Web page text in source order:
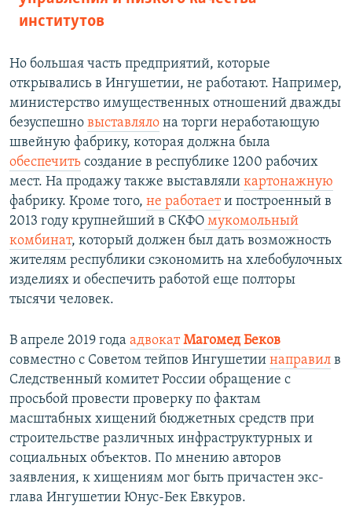
институтов
Но большая часть предприятий, которые
открывались в Ингушетии, не работают. Например,
министерство имущественных отношений дважды
безуспешно выставляло на торги неработающую
швейную фабрику, которая должна была
обеспечить создание в республике 1200 рабочих
мест. На продажу также выставляли картонажную
фабрику. Кроме того, не работаети построенный в
2013 году крупнейший в СКФО мукомольный
комбинат, который должен был дать возможность
жителям республики сэкономить на хлебобулочных
изделиях и обеспечить работой еще полторы
тысячи человек.
В апреле 2019 года адвокатМагомед Беков
совместно с Советом тейпов Ингушетии направил в
Следственный комитет России обращение с
просьбой провести проверку по фактам
масштабных хищений бюджетных средств при
строительстве различных инфраструктурных и
социальных объектов. По мнению авторов
заявления, к хищениям мог быть причастен экс-
глава Ингушетии Юнус-Бек Евкуров.